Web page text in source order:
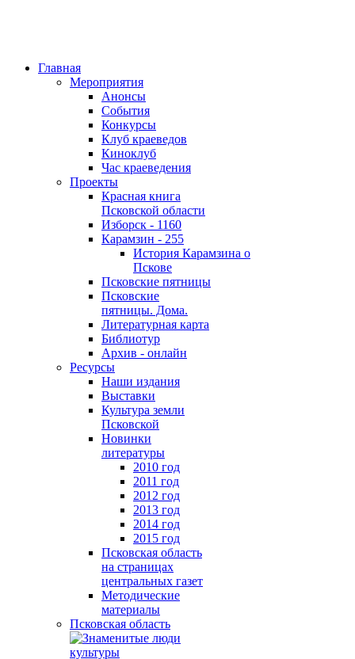
Главная
Мероприятия
Анонсы
События
Конкурсы
Клуб краеведов
Киноклуб
Час краеведения
Проекты
Красная книга
Псковской области
Изборск - 1160
Карамзин - 255
История Карамзина о
Пскове
Псковские пятницы
Псковские
пятницы. Дома.
Литературная карта
Библиотур
Архив - онлайн
Ресурсы
Наши издания
Выставки
Культура земли
Псковской
Новинки
литературы
2010 год
2011 год
2012 год
2013 год
2014 год
2015 год
Псковская область
на страницах
центральных газет
Методические
материалы
Псковская область